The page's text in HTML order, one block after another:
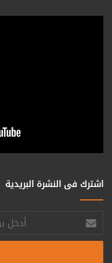
اشترك فى النشرة البريدية
أدخل
بريدك
الإلكتروني